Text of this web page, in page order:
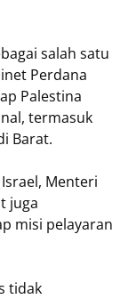
salah satu
Perdana
Palestina
termasuk
Barat.
Menteri
juga
misi pelayaran
tidak